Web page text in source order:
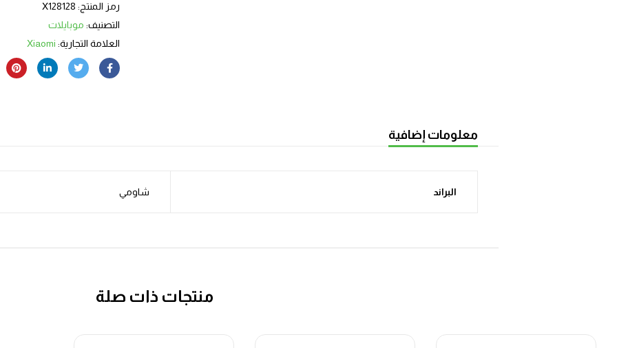
رمز المنتج: X128128
التصنيف: موبايلات
العلامة التجارية: Xiaomi
معلومات إضافية
البراند شاومي
منتجات ذات صلة